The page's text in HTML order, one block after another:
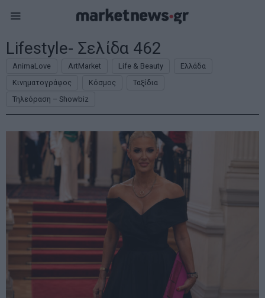
Lifestyle- Σελίδα 462
AnimaLove ArtMarket Life & Beauty
Ελλάδα
Κινηματογράφος
Κόσμος
Ταξίδια
Τηλεόραση – Showbiz